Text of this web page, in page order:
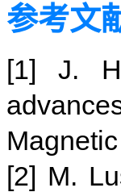
参考文
[1] J.
[2] M.